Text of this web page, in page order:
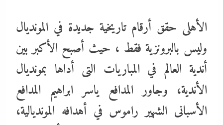
الأهلى حقق أرقام تاريخية جديدة في المونديال
وليس بالبرونزية فقط ، حيث أصبح الأكبر بين
أندية العالم في المباريات التى أداها بمونديال
الأندية، وجاور المدافع ياسر ابراهيم المدافع
الأسبانى الشهير راموس في أهدافه المونديالية،